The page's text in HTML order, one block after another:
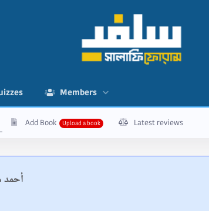
Members
Add Book Latest reviews
أحمد